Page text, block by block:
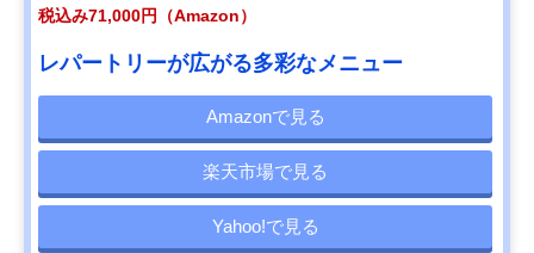
税込み71,000円（Amazon）
レパートリーが広がる多彩なメニュー
Amazonで見る
楽天市場で見る
Yahoo!で見る